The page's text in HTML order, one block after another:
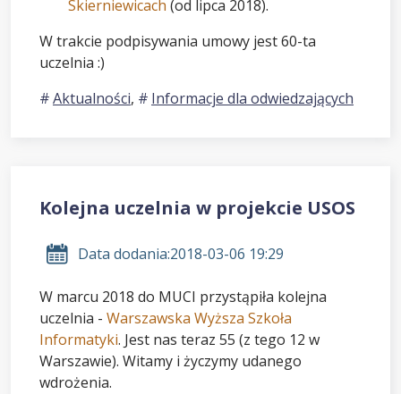
Skierniewicach (od lipca 2018).
W trakcie podpisywania umowy jest 60-ta
uczelnia :)
Aktualności, Informacje dla odwiedzających
Kolejna uczelnia w projekcie USOS
Data dodania:2018-03-06 19:29
W marcu 2018 do MUCI przystąpiła kolejna
uczelnia - Warszawska Wyższa Szkoła
Informatyki. Jest nas teraz 55 (z tego 12 w
Warszawie). Witamy i życzymy udanego
wdrożenia.